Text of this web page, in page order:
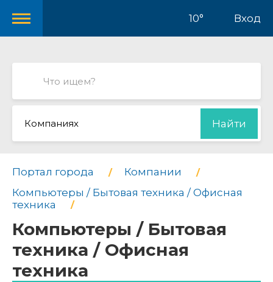
10° Вход
Компаниях Найти
Портал города
Компании
Компьютеры / Бытовая техника / Офисная
техника
Компьютеры / Бытовая
техника / Офисная
техника